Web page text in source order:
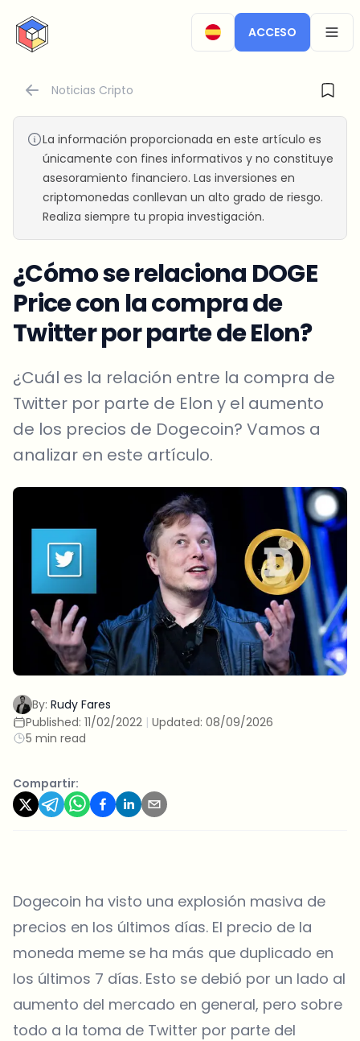
CryptoTicker
ACCESO
Noticias Cripto
La información proporcionada en este artículo es
únicamente con fines informativos y no constituye
asesoramiento financiero. Las inversiones en
criptomonedas conllevan un alto grado de riesgo.
Realiza siempre tu propia investigación.
¿Cómo se relaciona DOGE
Price con la compra de
Twitter por parte de Elon?
¿Cuál es la relación entre la compra de
Twitter por parte de Elon y el aumento
de los precios de Dogecoin? Vamos a
analizar en este artículo.
By: Rudy Fares
Published: 11/02/2022 | Updated: 08/09/2026
5 min read
Compartir:
Dogecoin ha visto una explosión masiva de
precios en los últimos días. El precio de la
moneda meme se ha más que duplicado en
los últimos 7 días. Esto se debió por un lado al
aumento del mercado en general, pero sobre
todo a la toma de Twitter por parte del